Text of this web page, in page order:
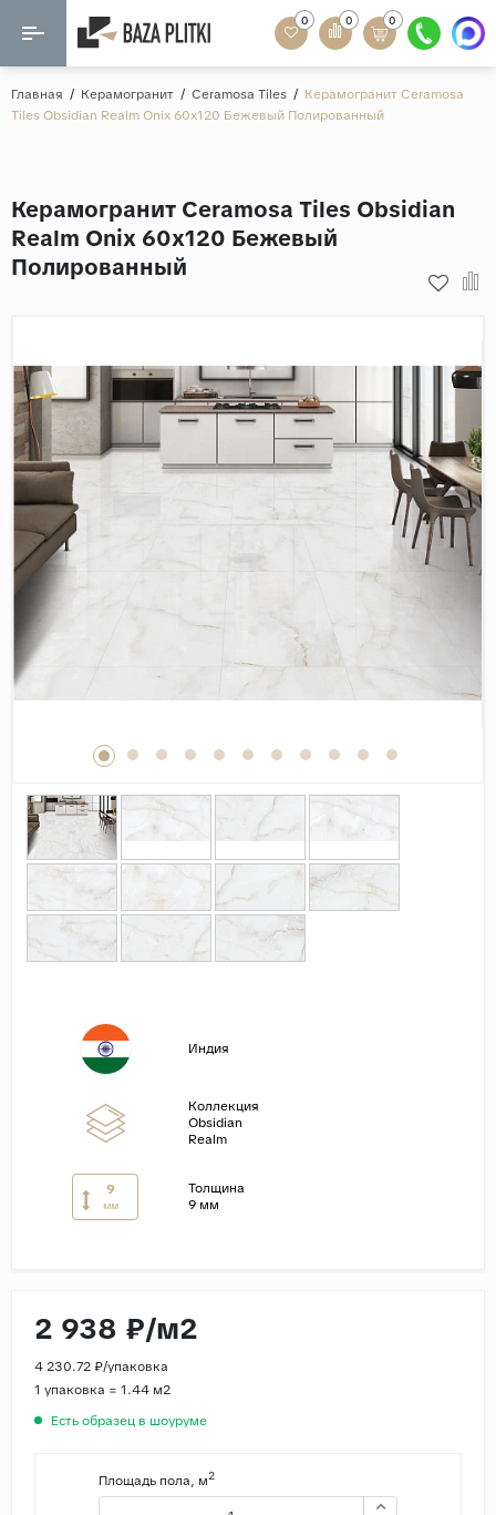
Назад Назад
60х60
Рисунок
Мрамор
Дерево
Оникс
Бетон
Моноколор
Поверхность
Сатинированная
Карвинг
Мозаика
Розетки и освещение
0 0 0
Главная / Керамогранит / Ceramosa Tiles / Керамогранит Ceramosa
Tiles Obsidian Realm Onix 60x120 Бежевый Полированный
Керамогранит Ceramosa Tiles Obsidian
Realm Onix 60x120 Бежевый
Полированный
Индия
Коллекция
Obsidian
Realm
9
мм
Толщина
9 мм
2 938 ₽/м2
4 230.72 ₽/упаковка
1 упаковка = 1.44 м2
Есть образец в шоуруме
Площадь пола, м2